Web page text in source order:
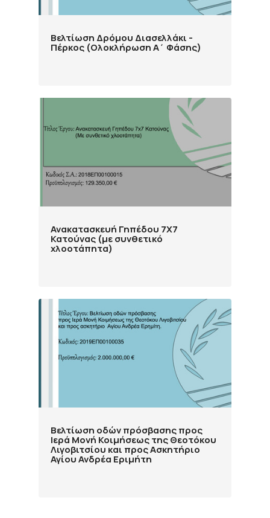
Βελτίωση Δρόμου Διασελλάκι -
Πέρκος (Ολοκλήρωση Α΄ Φάσης)
Ανακατασκευή Γηπέδου 7X7
Κατούνας (με συνθετικό
χλοοτάπητα)
Βελτίωση οδών πρόσβασης προς
Ιερά Μονή Κοιμήσεως της Θεοτόκου
Λιγοβιτσίου και προς Ασκητήριο
Αγίου Ανδρέα Εριμήτη